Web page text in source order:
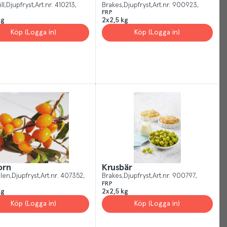
Djupfryst Art.nr. 410213
Köp (Logga in)
Brakes Djupfryst Art.nr. 900923
FRP
2x2,5 kg
Köp (Logga in)
Djupfryst Art.nr. 407352
Köp (Logga in)
Krusbär
Brakes Djupfryst Art.nr. 900797
FRP
2x2,5 kg
Köp (Logga in)
give
you
more
of
what
is
relevant